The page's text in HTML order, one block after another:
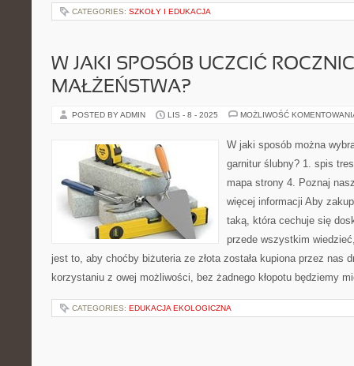
CATEGORIES: SZKOŁY I EDUKACJA
W JAKI SPOSÓB UCZCIĆ
MAŁŻEŃSTWA?
POSTED BY ADMIN LIS - 8 - 2025 MOŻLIWOŚĆ
W jaki sposób można
garnitur ślubny? 1. spis
mapa strony 4. Poznaj
więcej informacji Aby
taką, która cechuje się
przede wszystkim
jest to, aby choćby biżuteria ze złota została kupiona przez nas
korzystaniu z owej możliwości, bez żadnego kłopotu będziemy
CATEGORIES: EDUKACJA EKOLOGICZNA